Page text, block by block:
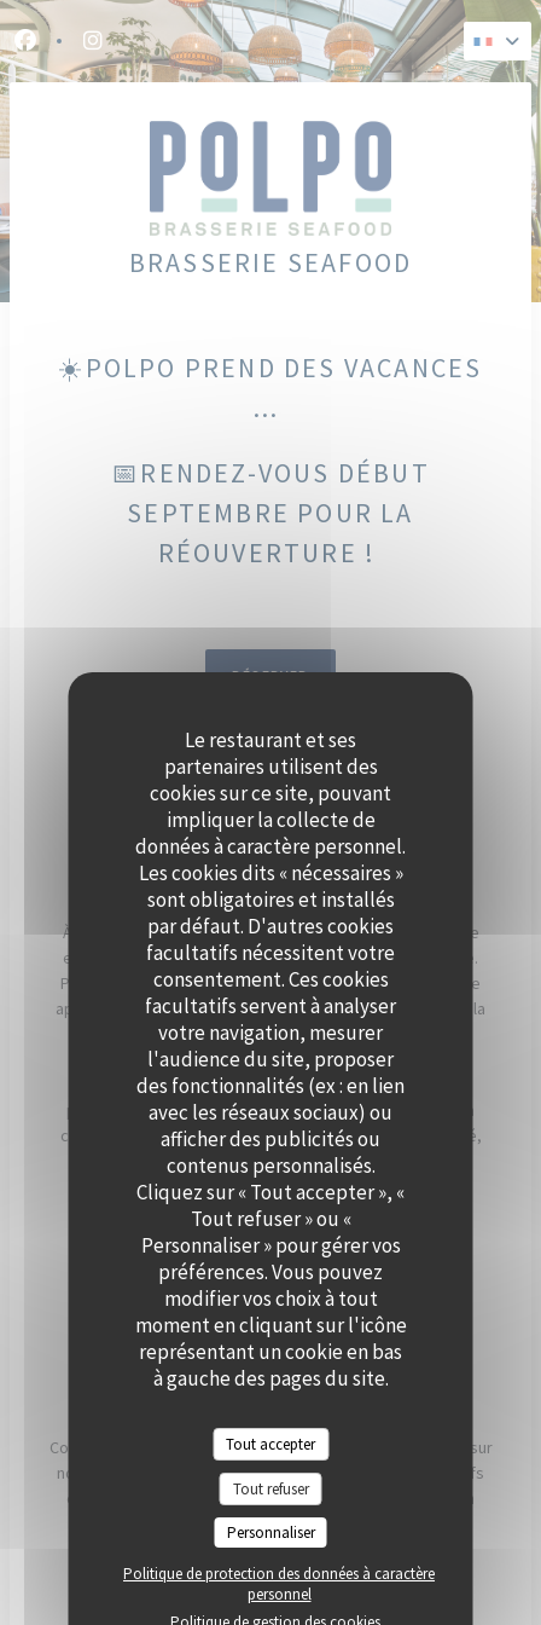
Personnalisation de vos choix en matière de cookies
Le restaurant et ses
partenaires utilisent des
cookies sur ce site, pouvant
impliquer la collecte de
données à caractère personnel.
Les cookies dits « nécessaires »
sont obligatoires et installés
par défaut. D'autres cookies
facultatifs nécessitent votre
consentement. Ces cookies
facultatifs servent à analyser
votre navigation, mesurer
l'audience du site, proposer
des fonctionnalités (ex : en lien
avec les réseaux sociaux) ou
afficher des publicités ou
contenus personnalisés.
Cliquez sur « Tout accepter », «
Tout refuser » ou «
Personnaliser » pour gérer vos
préférences. Vous pouvez
modifier vos choix à tout
moment en cliquant sur l'icône
représentant un cookie en bas
à gauche des pages du site.
Tout accepter
Tout refuser
Personnaliser
Politique de protection des données à caractère
personnel
Facebook ((ouvre une nouvelle fenêtre))
Instagram ((ouvre une nouvelle fenêtre))
BRASSERIE SEAFOOD
☀️POLPO PREND DES VACANCES
...
📅RENDEZ-VOUS DÉBUT
SEPTEMBRE POUR LA
RÉOUVERTURE !
RÉSERVER
DÈS SEPTEMBRE, ORGANISEZ
VOTRE ÉVÈNEMENT SUR LA
SEINE, À BORD DE POLPO
BRASSERIE.
À Levallois-Perret, Polpo Brasserie vous invite à vivre une
expérience unique sur sa péniche au charme authentique.
Profitez d’une vue panoramique sur la Seine et d’un cadre
apaisant, sublimé par les couchers de soleil qui illuminent la
terrasse en soirée.
Que ce soit pour un cocktail, un dîner ou une réception
professionnelle, notre équipe vous accompagne dans la
création d’un événement personnalisé, alliant convivialité,
élégance et saveurs de saison. Offrez à vos invités un
moment hors du temps, à deux pas de Paris.
PRIVATISER
NOS ENGAGEMENTS
Conscients que ce que nous mangeons a un impact direct sur
notre santé, notre planète et nos communautés, nos chefs
et nos équipes travaillent chaque jour pour essayer d'en
avoir le plus possible. impact positif possible.
LIRE